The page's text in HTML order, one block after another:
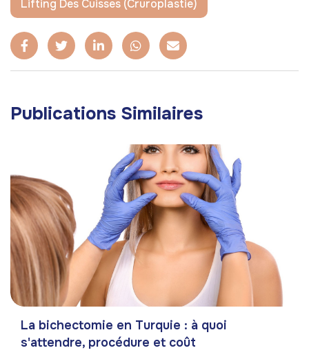
Lifting Des Cuisses (cruroplastie)
Publications Similaires
La bichectomie en Turquie : à quoi
s'attendre, procédure et coût